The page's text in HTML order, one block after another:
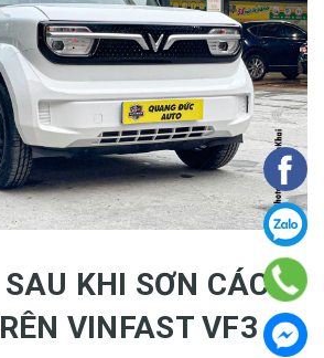
KHI SƠN CÁC
VINFAST VF3